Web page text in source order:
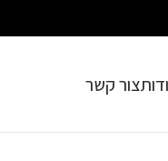
צור קשר